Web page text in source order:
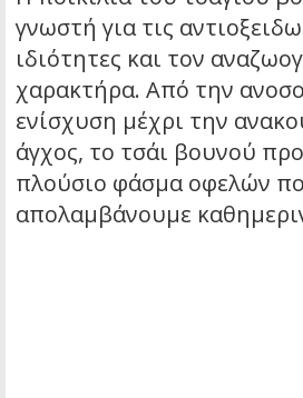
γνωστή για τις
ιδιότητες και τον
χαρακτήρα. Από την
ενίσχυση μέχρι την
άγχος, το τσάι βουνού
πλούσιο φάσμα οφελών
απολαμβάνουμε